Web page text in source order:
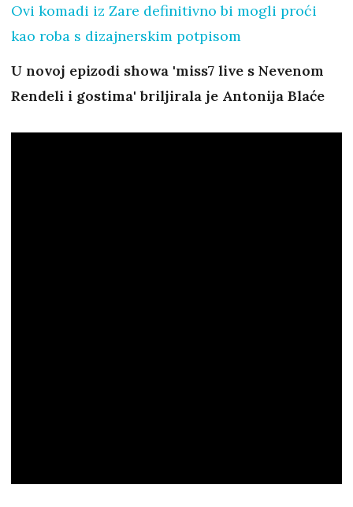
Ovi komadi iz Zare definitivno bi mogli proći
kao roba s dizajnerskim potpisom
U novoj epizodi showa 'miss7 live s Nevenom
Rendeli i gostima' briljirala je Antonija Blaće